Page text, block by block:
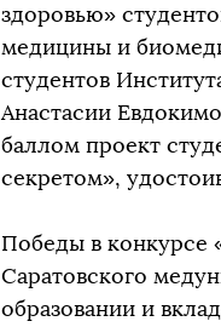
здоровью»
медицины и
студентов
Анастасии
баллом проект
секретом»,
Победы в конкурсе
Саратовского
образовании и